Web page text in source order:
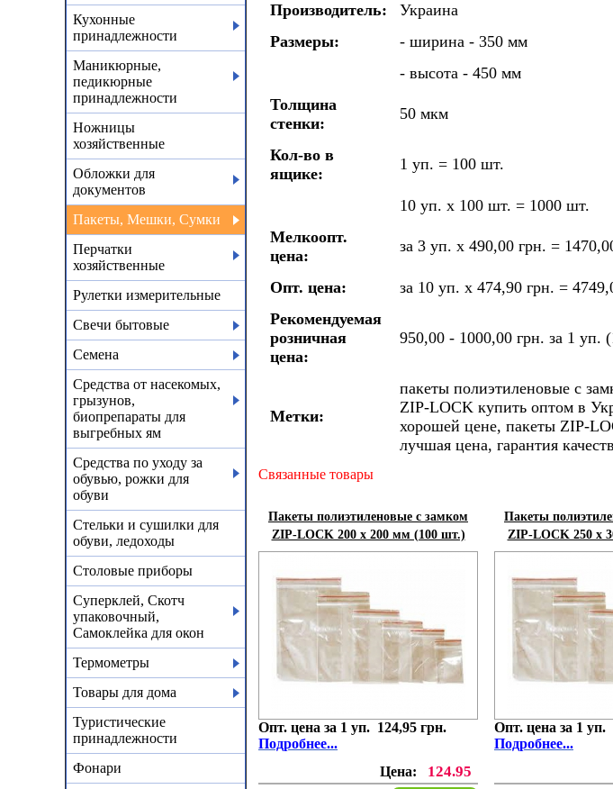
Кухонные
принадлежности
Маникюрные,
педикюрные
принадлежности
Ножницы
хозяйственные
Обложки для
документов
Пакеты, Мешки, Сумки
Перчатки
хозяйственные
Рулетки измерительные
Свечи бытовые
Семена
Средства от насекомых,
грызунов,
биопрепараты для
выгребных ям
Средства по уходу за
обувью, рожки для
обуви
Стельки и сушилки для
обуви, ледоходы
Столовые приборы
Суперклей, Скотч
упаковочный,
Самоклейка для окон
Термометры
Товары для дома
Туристические
принадлежности
Фонари
Производитель:
Украина
Размеры:
- ширина - 350 мм
- высота - 450 мм
Толщина
стенки:
50 мкм
Кол-во в
ящике:
1 уп. = 100 шт.
10 уп. х 100 шт. = 1000 шт.
Мелкоопт.
цена:
за 3 уп. х 490,00 грн. =
Опт. цена:
за 10 уп. х 474,90 грн. =
Рекомендуемая
розничная
цена:
950,00 - 1000,00 грн. за 1 уп.
Метки:
пакеты полиэтиленовые с
ZIP-LOCK купить оптом в
хорошей цене, пакеты ZIP-
лучшая цена, гарантия
Связанные товары
Пакеты полиэтиленовые с замком
ZIP-LOCK 200 х 200 мм (100 шт.)
Опт. цена за 1 уп. 124,95 грн.
Подробнее...
Цена:
124.95
Пакеты
ZIP-LOCK 250 х
Опт. цена за 1 уп.
Подробнее...